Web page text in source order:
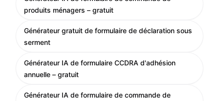
produits ménagers – gratuit
Générateur gratuit de formulaire de déclaration sous
serment
Générateur IA de formulaire CCDRA d'adhésion
annuelle – gratuit
Générateur IA de formulaire de commande de